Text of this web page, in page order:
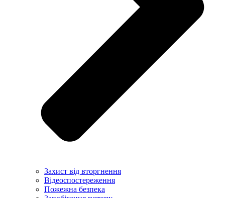
Захист від вторгнення
Відеоспостереження
Пожежна безпека